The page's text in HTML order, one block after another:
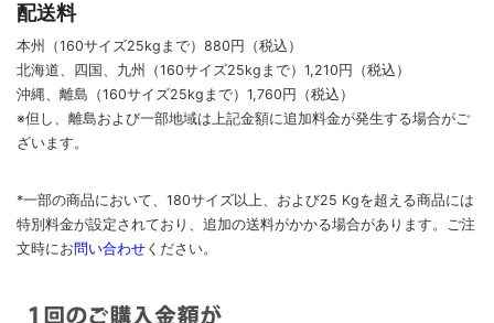
配送料
本州（160サイズ25kgまで）880円（税込）
北海道、四国、九州
（160サイズ25kgまで） 1,210円（税込）
沖縄、離島 （160サイズ25kgまで） 1,760円（税込）
※但し、離島および一部地域は上記金額に追加料金が発生する場合がご
ざいます。
*一部の商品において、180サイズ以上、および25 Kgを超える商品には
特別料金が設定されており、追加の送料がかかる場合があります。 ご注
文時にお問い合わせ ください。